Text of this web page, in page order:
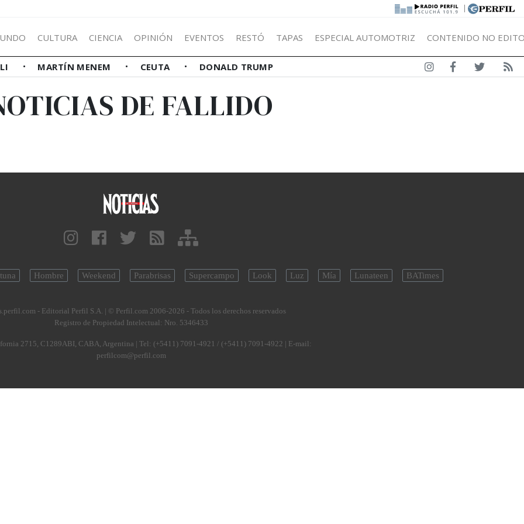
|
CULTURA CIENCIA OPINIÓN EVENTOS RESTÓ TAPAS ESPECIAL AUTOMOTRIZ CONTENIDO NO
MARTÍN MENEM CEUTA DONALD TRUMP
DE FALLIDO
Hombre Weekend Parabrisas Supercampo Look Luz Mía Lunateen BATimes
- Editorial Perfil S.A. | © Perfil.com 2006-2026 - Todos los derechos reservados
Registro de Propiedad Intelectual: Nro. 5346433
2715, C1289ABI, CABA, Argentina | Tel: (+5411) 7091-4921 / (+5411) 7091-4922 | E-mail:
perfilcom@perfil.com